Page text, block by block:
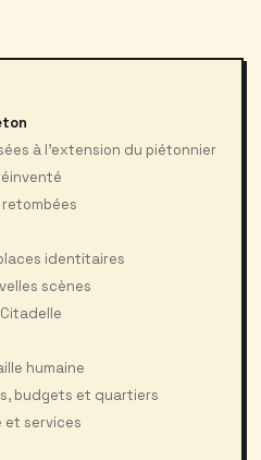
à l’extension du piétonnier
identitaires
scènes
humaine
budgets et quartiers
et services